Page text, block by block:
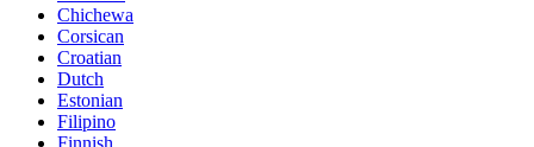
Chichewa
Corsican
Croatian
Dutch
Estonian
Filipino
Finnish